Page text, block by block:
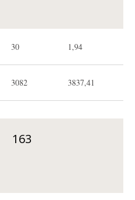
30 1,94
3082 3837,41
163